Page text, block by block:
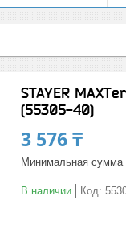
STAYER
(55305-40)
3 576 ₸
Минимальная сумма
В наличии Код: